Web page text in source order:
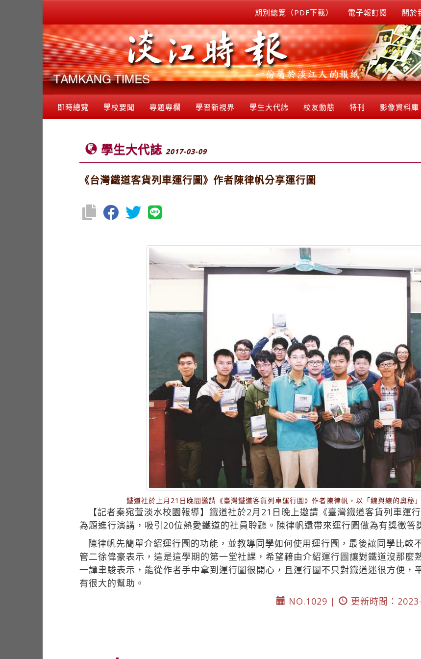
期別總覽（PDF下載） 電子報訂閱 關於
即時總覽 學校要聞 專題專欄 學習新視界 學生大代誌 校友動態 特刊 影像資料庫
學生大代誌 2017-03-09
《台灣鐵道客貨列車運行圖》作者陳律帆分享運行圖
鐵道社於上月21日晚間邀請《臺灣鐵道客貨列車運行圖》作者陳律帆，以「線與線的奧秘
【記者秦宛萱淡水校園報導】鐵道社於2月21日晚上邀請《臺灣鐵道客貨列車運
為題進行演講，吸引20位熱愛鐵道的社員聆聽。陳律帆還帶來運行圖做為有獎徵答
陳律帆先簡單介紹運行圖的功能，並教導同學如何使用運行圖，最後讓同學比較
管二徐偉豪表示，這是這學期的第一堂社課，希望藉由介紹運行圖讓對鐵道沒那麼
一譚聿駿表示，能從作者手中拿到運行圖很開心，且運行圖不只對鐵道迷很方便，
有很大的幫助。
NO.1029 |
更新時間：